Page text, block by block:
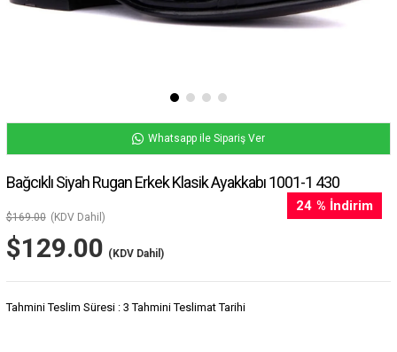
Whatsapp ile Sipariş Ver
Bağcıklı Siyah Rugan Erkek Klasik Ayakkabı 1001-1 430
%
24 İndirim
$169.00 (KDV Dahil)
$129.00 (KDV Dahil)
Tahmini Teslim Süresi : 3 Tahmini Teslimat Tarihi